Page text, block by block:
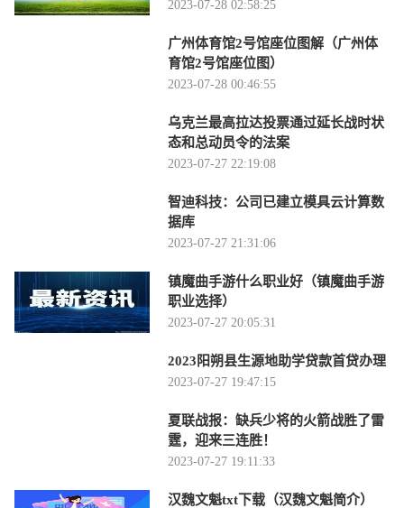
2023-07-28 02:58:25
广州体育馆2号馆座位图解（广州体
育馆2号馆座位图）
2023-07-28 00:46:55
乌克兰最高拉达投票通过延长战时状
态和总动员令的法案
2023-07-27 22:19:08
智迪科技：公司已建立模具云计算数
据库
2023-07-27 21:31:06
镇魔曲手游什么职业好（镇魔曲手游
职业选择）
2023-07-27 20:05:31
2023阳朔县生源地助学贷款首贷办理
2023-07-27 19:47:15
夏联战报：缺兵少将的火箭战胜了雷
霆，迎来三连胜！
2023-07-27 19:11:33
汉魏文魁txt下载（汉魏文魁简介）